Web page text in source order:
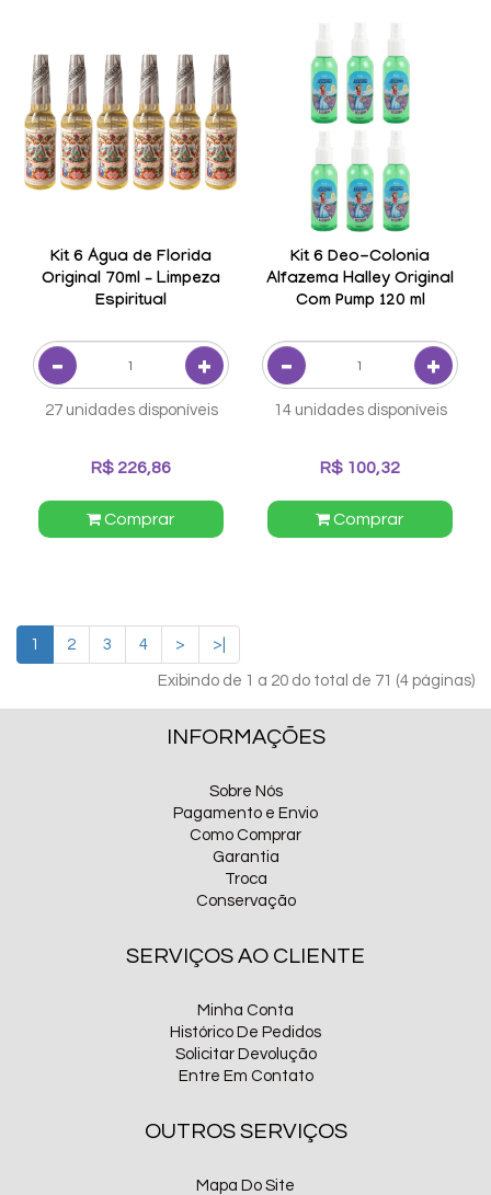
Kit 6 Água de Florida
Original 70ml – Limpeza
Espiritual
27 unidades disponíveis
R$ 226,86
Comprar
Kit 6 Deo-Colonia
Alfazema Halley Original
Com Pump 120 ml
14 unidades disponíveis
R$ 100,32
Comprar
1 2 3 4 > >|
Exibindo de 1 a 20 do total de 71 (4 páginas)
INFORMAÇÕES
Sobre Nós
Pagamento e Envio
Como Comprar
Garantia
Troca
Conservação
SERVIÇOS AO CLIENTE
Minha Conta
Histórico De Pedidos
Solicitar Devolução
Entre Em Contato
OUTROS SERVIÇOS
Mapa Do Site